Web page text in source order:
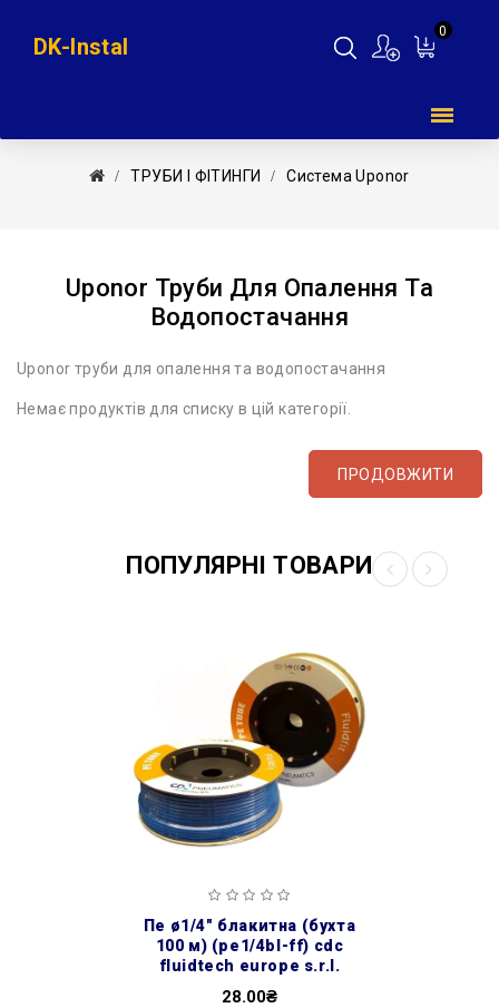
0
DK-Instal
ТРУБИ І ФІТИНГИ Система Uponor
Uponor Труби Для Опалення Та
Водопостачання
Uponor труби для опалення та водопостачання
Немає продуктів для списку в цій категорії.
ПРОДОВЖИТИ
ПОПУЛЯРНІ ТОВАРИ
пе ø1/4″ блакитна (бухта
100 м) (pe1/4bl-ff) cdc
fluidtech europe s.r.l.
28.00₴